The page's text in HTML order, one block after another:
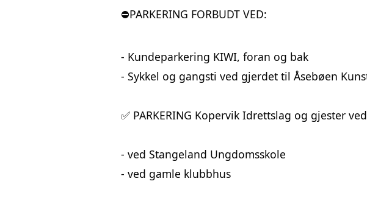
⛔️PARKERING FORBUDT VED:
- Kundeparkering KIWI, foran og bak
- Sykkel og gangsti ved gjerdet til Åsebøen
✅ PARKERING Kopervik Idrettslag og gjester
- ved Stangeland Ungdomsskole
- ved gamle klubbhus